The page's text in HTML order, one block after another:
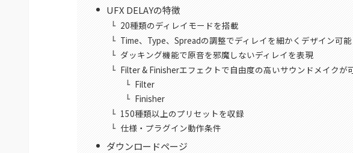
UFX DELAYの特徴
20種類のディレイモードを搭載
Time、Type、Spreadの調整でディレイを細かくデザイン可能
ダッキング機能で原音を邪魔しないディレイを表現
Filter & Finisherエフェクトで自由度の高いサウンドメイクが
Filter
Finisher
150種類以上のプリセットを収録
仕様・プラグイン動作条件
ダウンロードページ